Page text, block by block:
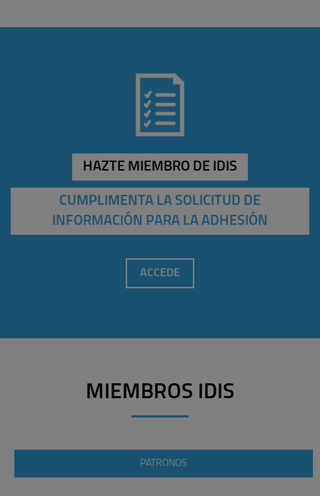
HAZTE MIEMBRO DE IDIS
CUMPLIMENTA LA SOLICITUD DE
INFORMACIÓN PARA LA ADHESIÓN
ACCEDE
MIEMBROS IDIS
PATRONOS